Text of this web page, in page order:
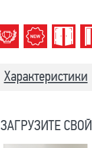
Характеристики
СВОЙ